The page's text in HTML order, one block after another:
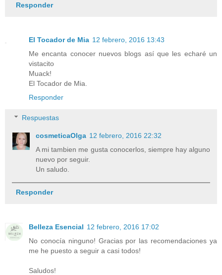
Responder
El Tocador de Mia 12 febrero, 2016 13:43
Me encanta conocer nuevos blogs así que les echaré un
vistacito
Muack!
El Tocador de Mia.
Responder
Respuestas
cosmeticaOlga 12 febrero, 2016 22:32
A mi tambien me gusta conocerlos, siempre hay alguno
nuevo por seguir.
Un saludo.
Responder
Belleza Esencial 12 febrero, 2016 17:02
No conocía ninguno! Gracias por las recomendaciones ya
me he puesto a seguir a casi todos!
Saludos!